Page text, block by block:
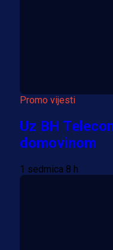
Promo vijesti
Uz BH
domovinom
1 sedmica 8 h